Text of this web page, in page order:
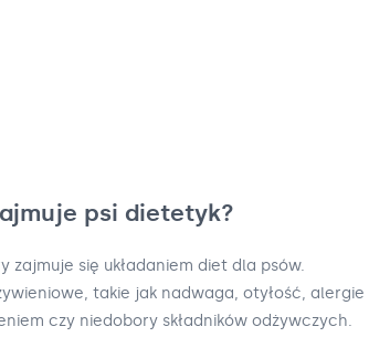
psi dietetyk?
zajmuje się układaniem diet dla psów.
takie jak nadwaga, otyłość, alergie
czy niedobory składników odżywczych.